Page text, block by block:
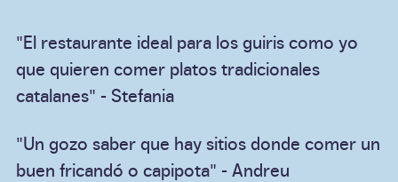
"El restaurante ideal para los guiris como yo
que quieren comer platos tradicionales
catalanes" - Stefania
"Un gozo saber que hay sitios donde comer un
buen fricandó o capipota" - Andreu